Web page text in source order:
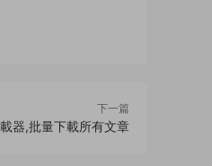
下一篇
器,批量下載所有文章